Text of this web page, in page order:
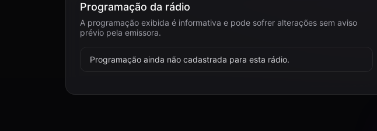
Programação da rádio
A programação exibida é informativa e pode sofrer alterações sem aviso
prévio pela emissora.
Programação ainda não cadastrada para esta rádio.